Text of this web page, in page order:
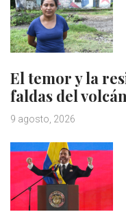
El temor y la
faldas del
9 agosto, 2026